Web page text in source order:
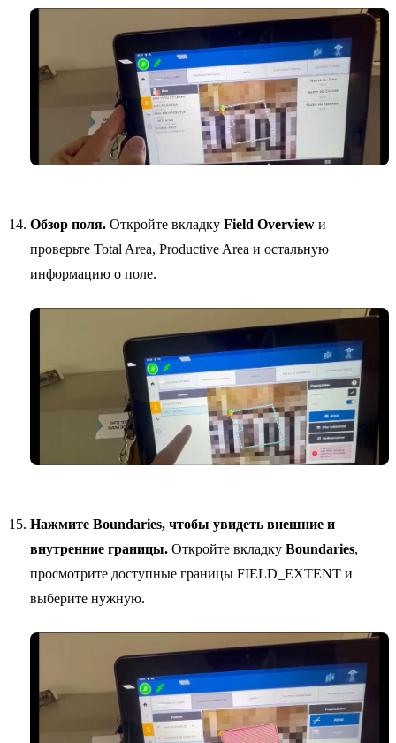
Обзор поля. Откройте вкладку Field Overview и
проверьте Total Area, Productive Area и остальную
информацию о поле.
Нажмите Boundaries, чтобы увидеть внешние и
внутренние границы. Откройте вкладку Boundaries,
просмотрите доступные границы FIELD_EXTENT и
выберите нужную.